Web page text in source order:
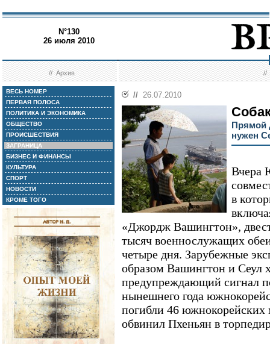
N°130
26 июля 2010
//Архив //
ВЕСЬ НОМЕР
ПЕРВАЯ ПОЛОСА
ПОЛИТИКА И ЭКОНОМИКА
ОБЩЕСТВО
ПРОИСШЕСТВИЯ
ЗАГРАНИЦА
БИЗНЕС И ФИНАНСЫ
КУЛЬТУРА
СПОРТ
НОВОСТИ
КРОМЕ ТОГО
// 26.07.2010
Прямой
нужен
Вчера
в
«Джордж Вашингтон»,
тысяч военнослужащих
четыре дня. Зарубежные
образом Вашингтон и Сеул
предупреждающий сигнал
нынешнего года
погибли 46 южнокорейских
обвинил Пхеньян в